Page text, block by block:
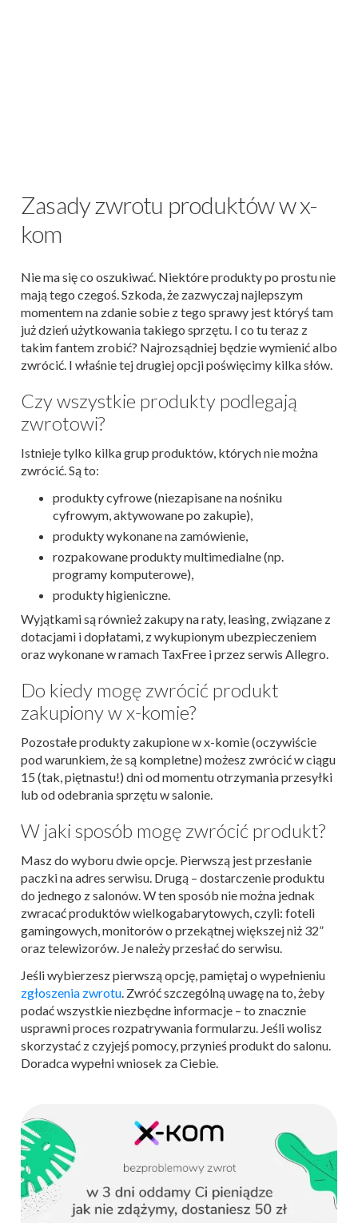
Zasady zwrotu produktów w x-
kom
Nie ma się co oszukiwać. Niektóre produkty po prostu nie
mają tego czegoś. Szkoda, że zazwyczaj najlepszym
momentem na zdanie sobie z tego sprawy jest któryś tam
już dzień użytkowania takiego sprzętu. I co tu teraz z
takim fantem zrobić? Najrozsądniej będzie wymienić albo
zwrócić. I właśnie tej drugiej opcji poświęcimy kilka słów.
Czy wszystkie produkty podlegają
zwrotowi?
Istnieje tylko kilka grup produktów, których nie można
zwrócić. Są to:
produkty cyfrowe (niezapisane na nośniku
cyfrowym, aktywowane po zakupie),
produkty wykonane na zamówienie,
rozpakowane produkty multimedialne (np.
programy komputerowe),
produkty higieniczne.
Wyjątkami są również zakupy na raty, leasing, związane z
dotacjami i dopłatami, z wykupionym ubezpieczeniem
oraz wykonane w ramach TaxFree i przez serwis Allegro.
Do kiedy mogę zwrócić produkt
zakupiony w x-komie?
Pozostałe produkty zakupione w x-komie (oczywiście
pod warunkiem, że są kompletne) możesz zwrócić w ciągu
15 (tak, piętnastu!) dni od momentu otrzymania przesyłki
lub od odebrania sprzętu w salonie.
W jaki sposób mogę zwrócić produkt?
Masz do wyboru dwie opcje. Pierwszą jest przesłanie
paczki na adres serwisu. Drugą – dostarczenie produktu
do jednego z salonów. W ten sposób nie można jednak
zwracać produktów wielkogabarytowych, czyli: foteli
gamingowych, monitorów o przekątnej większej niż 32”
oraz telewizorów. Je należy przesłać do serwisu.
Jeśli wybierzesz pierwszą opcję, pamiętaj o wypełnieniu
zgłoszenia zwrotu. Zwróć szczególną uwagę na to, żeby
podać wszystkie niezbędne informacje – to znacznie
usprawni proces rozpatrywania formularzu. Jeśli wolisz
skorzystać z czyjejś pomocy, przynieś produkt do salonu.
Doradca wypełni wniosek za Ciebie.